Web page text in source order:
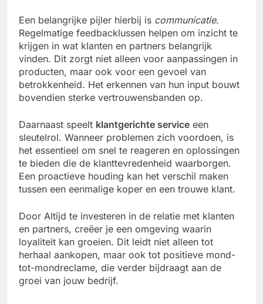
Een belangrijke pijler hierbij is communicatie.
Regelmatige feedbacklussen helpen om inzicht te
krijgen in wat klanten en partners belangrijk
vinden. Dit zorgt niet alleen voor aanpassingen in
producten, maar ook voor een gevoel van
betrokkenheid. Het erkennen van hun input bouwt
bovendien sterke vertrouwensbanden op.
Daarnaast speelt klantgerichte service een
sleutelrol. Wanneer problemen zich voordoen, is
het essentieel om snel te reageren en oplossingen
te bieden die de klanttevredenheid waarborgen.
Een proactieve houding kan het verschil maken
tussen een eenmalige koper en een trouwe klant.
Door Altijd te investeren in de relatie met klanten
en partners, creëer je een omgeving waarin
loyaliteit kan groeien. Dit leidt niet alleen tot
herhaal aankopen, maar ook tot positieve mond-
tot-mondreclame, die verder bijdraagt aan de
groei van jouw bedrijf.